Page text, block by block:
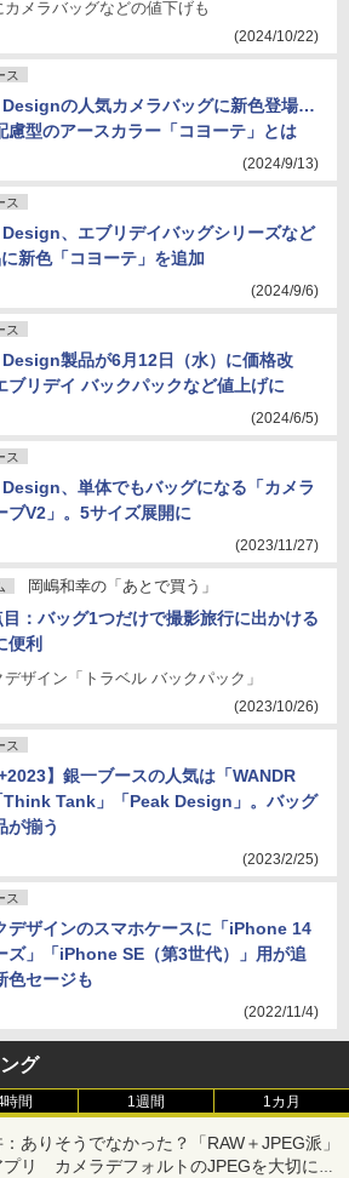
カメラバッグなどの値下げも
(2024/10/22)
ス
の人気カメラバッグに新色登場…
慮型のアースカラー「コヨーテ」とは
(2024/9/13)
ス
、エブリデイバッグシリーズなど
新色「コヨーテ」を追加
(2024/9/6)
ス
製品が6月12日（水）に価格改
リデイ バックパックなど値上げに
(2024/6/5)
ス
、単体でもバッグになる「カメラ
ブV2」。5サイズ展開に
(2023/11/27)
岡嶋和幸の「あとで買う」
：バッグ1つだけで撮影旅行に出かける
便利
デザイン「トラベル バックパック」
(2023/10/26)
ス
】銀一ブースの人気は「WANDR
Think Tank」「Peak Design」。バッグ
が揃う
(2023/2/25)
ス
デザインのスマホケースに「iPhone 14
ズ」「iPhone SE（第3世代）」用が追
色セージも
(2022/11/4)
グ
時間 1週間 1カ月
ありそうでなかった？「RAW＋JPEG派」
リ カメラデフォルトのJPEGを大切にす